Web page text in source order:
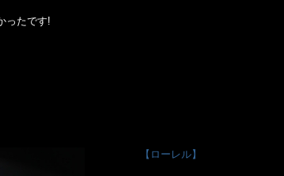
ったです!
【ローレル】